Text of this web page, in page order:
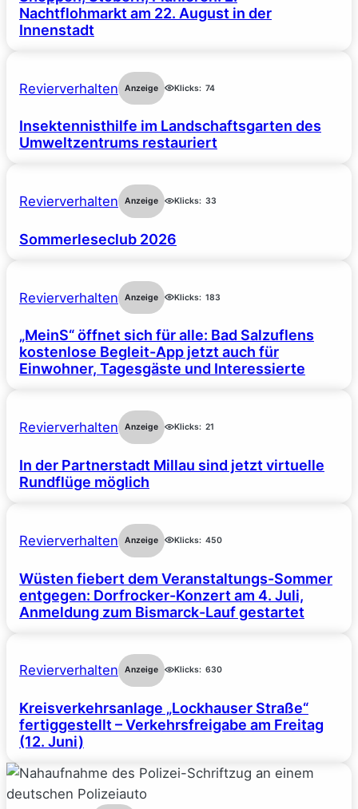
Nachtflohmarkt am 22. August in der
Innenstadt
Revierverhalten Anzeige Klicks: 74
Insektennisthilfe im Landschaftsgarten des
Umweltzentrums restauriert
Revierverhalten Anzeige Klicks: 33
Sommerleseclub 2026
Revierverhalten Anzeige Klicks: 183
„MeinS“ öffnet sich für alle: Bad Salzuflens
kostenlose Begleit-App jetzt auch für
Einwohner, Tagesgäste und Interessierte
Revierverhalten Anzeige Klicks: 21
In der Partnerstadt Millau sind jetzt virtuelle
Rundflüge möglich
Revierverhalten Anzeige Klicks: 450
Wüsten fiebert dem Veranstaltungs-Sommer
entgegen: Dorfrocker-Konzert am 4. Juli,
Anmeldung zum Bismarck-Lauf gestartet
Revierverhalten Anzeige Klicks: 630
Kreisverkehrsanlage „Lockhauser Straße“
fertiggestellt – Verkehrsfreigabe am Freitag
(12. Juni)